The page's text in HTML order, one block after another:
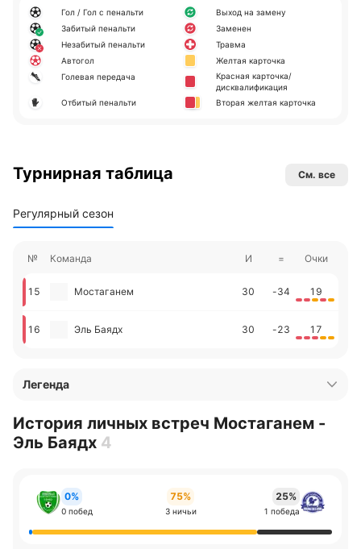
Гол / Гол с пенальти
Забитый пенальти
Незабитый пенальти
Автогол
Голевая передача
Отбитый пенальти
Выход на замену
Заменен
Травма
Желтая карточка
Красная карточка/
дисквалификация
Вторая желтая карточка
Турнирная таблица См. все
Регулярный сезон
№ Команда И = Очки
15 Мостаганем 30 -34 19
16 Эль Баядх 30 -23 17
Легенда
История личных встреч Мостаганем -
Эль Баядх 4
0%
0 побед
75%
3 ничьи
25%
1 победа